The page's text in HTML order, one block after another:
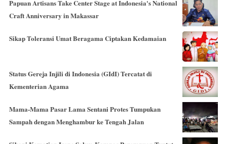
Papuan Artisans Take Center Stage at Indonesia's National
Craft Anniversary in Makassar
Sikap Toleransi Umat Beragama Ciptakan Kedamaian
Status Gereja Injili di Indonesia (GIdI) Tercatat di
Kementerian Agama
Mama-Mama Pasar Lama Sentani Protes Tumpukan
Sampah dengan Menghambur ke Tengah Jalan